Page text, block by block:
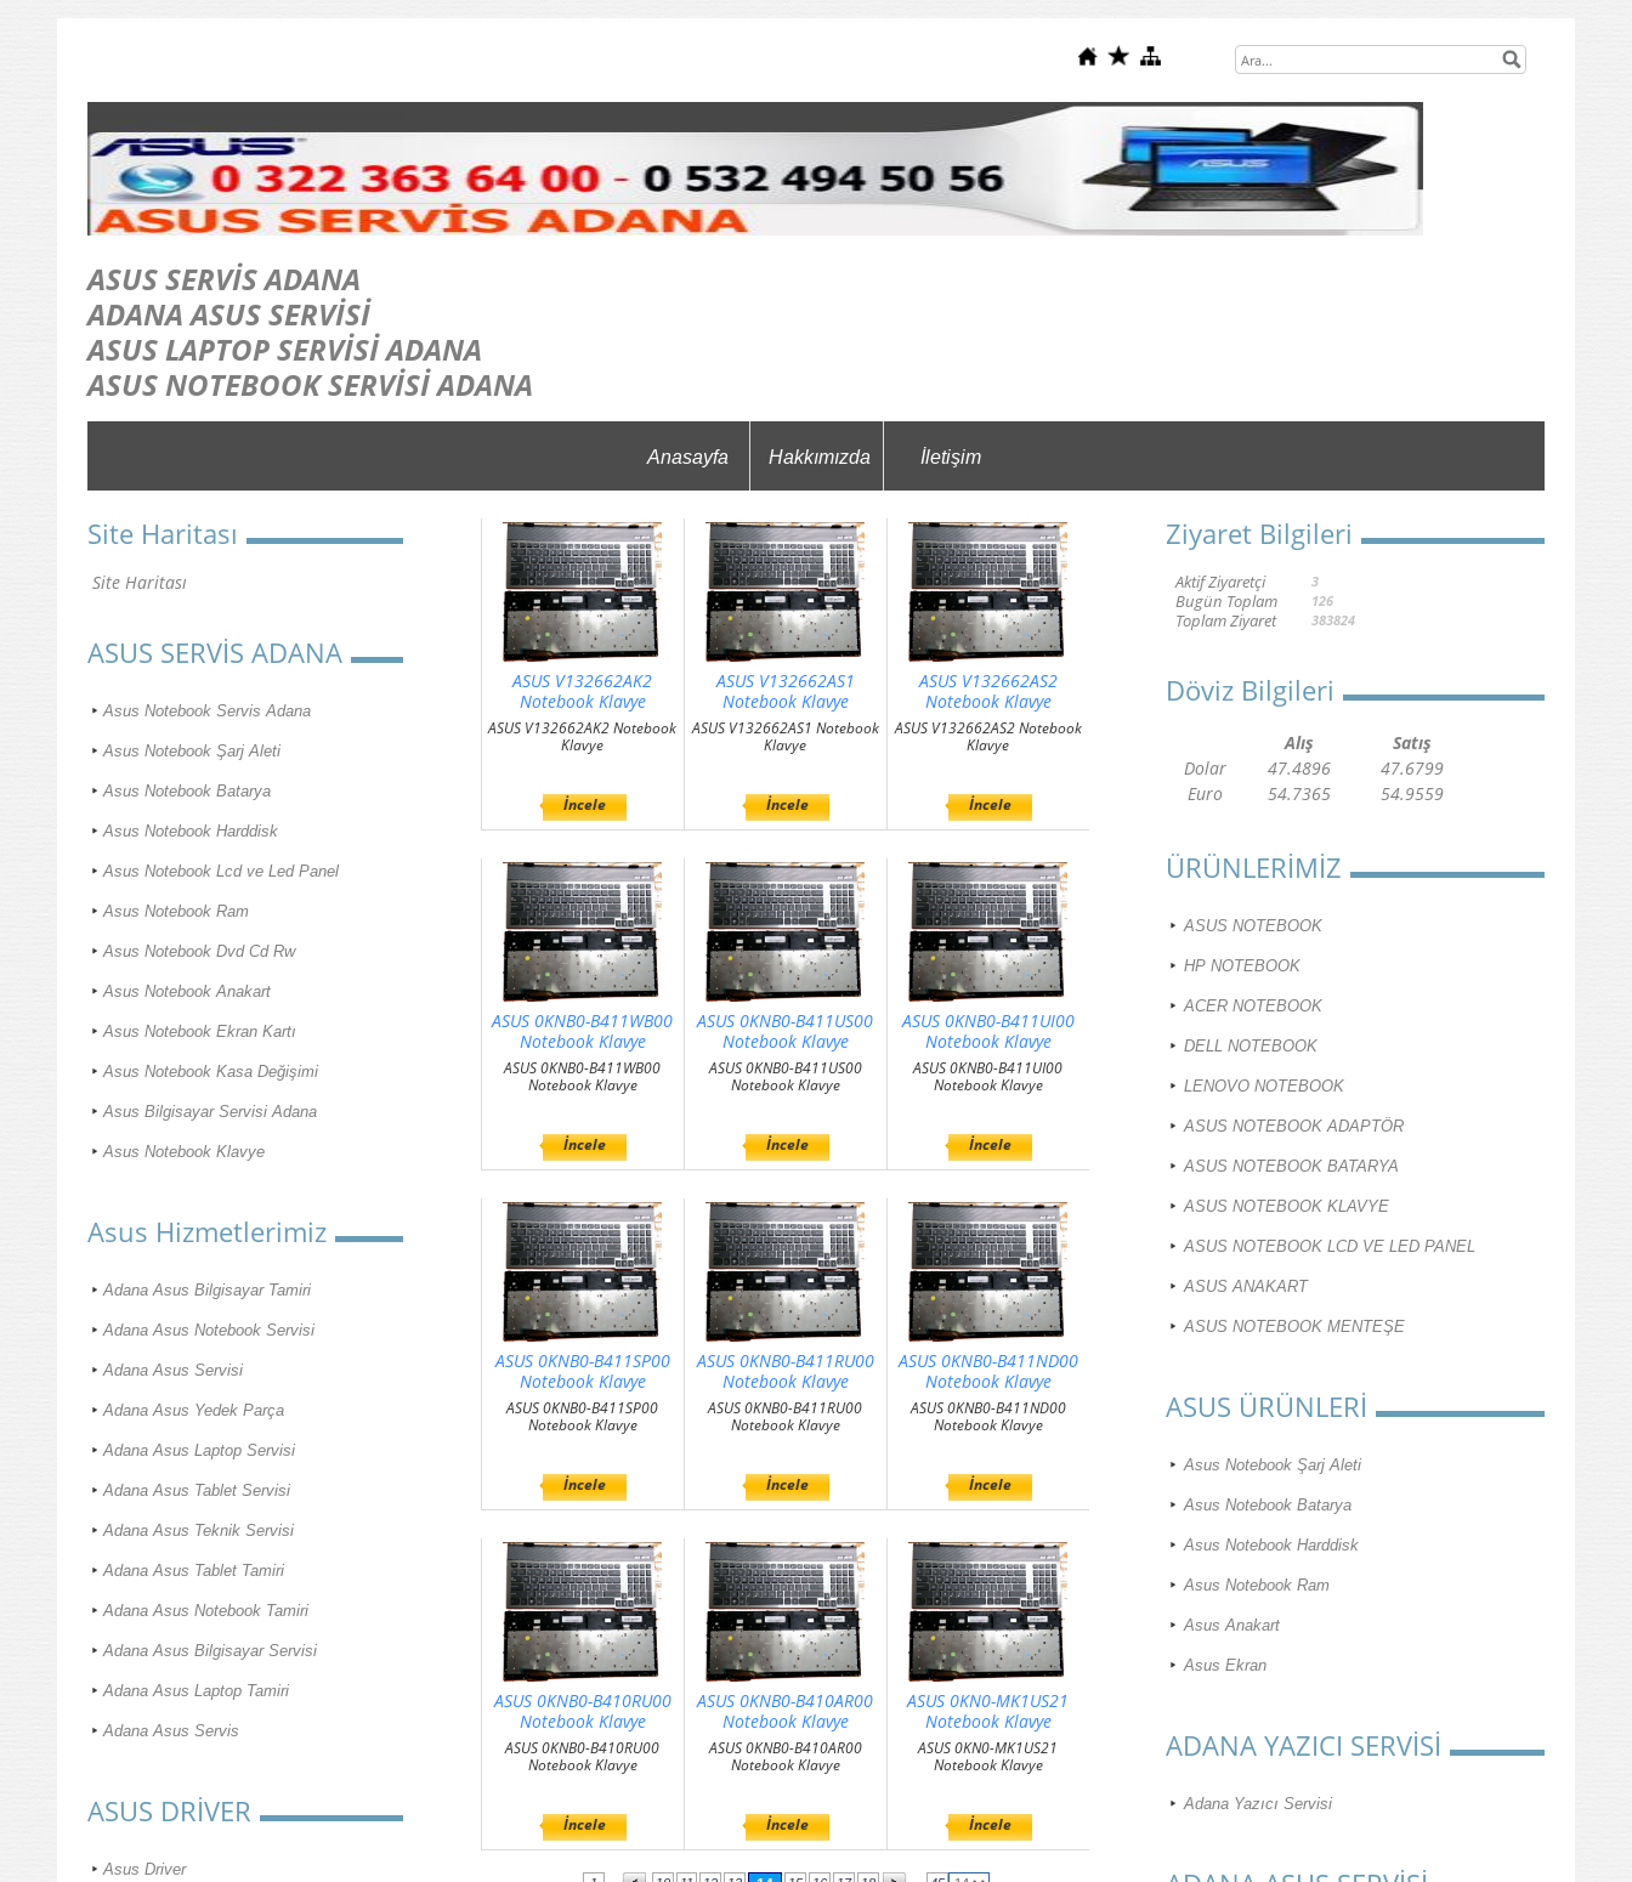
ASUS SERVİS ADANA
ADANA ASUS SERVİSİ
ASUS LAPTOP SERVİSİ ADANA
ASUS NOTEBOOK SERVİSİ ADANA
Anasayfa Hakkımızda İletişim
Site Haritası
Site Haritası
ASUS SERVİS ADANA
Asus Notebook Servis Adana
Asus Notebook Şarj Aleti
Asus Notebook Batarya
Asus Notebook Harddisk
Asus Notebook Lcd ve Led Panel
Asus Notebook Ram
Asus Notebook Dvd Cd Rw
Asus Notebook Anakart
Asus Notebook Ekran Kartı
Asus Notebook Kasa Değişimi
Asus Bilgisayar Servisi Adana
Asus Notebook Klavye
Asus Hizmetlerimiz
Adana Asus Bilgisayar Tamiri
Adana Asus Notebook Servisi
Adana Asus Servisi
Adana Asus Yedek Parça
Adana Asus Laptop Servisi
Adana Asus Tablet Servisi
Adana Asus Teknik Servisi
Adana Asus Tablet Tamiri
Adana Asus Notebook Tamiri
Adana Asus Bilgisayar Servisi
Adana Asus Laptop Tamiri
Adana Asus Servis
ASUS DRİVER
Asus Driver
ASUS V132662AK2
Notebook Klavye
ASUS V132662AK2 Notebook
Klavye
İncele
ASUS V132662AS1
Notebook Klavye
ASUS V132662AS1 Notebook
Klavye
İncele
ASUS V132662AS2
Notebook Klavye
ASUS V132662AS2 Notebook
Klavye
İncele
ASUS 0KNB0-B411WB00
Notebook Klavye
ASUS 0KNB0-B411WB00
Notebook Klavye
İncele
ASUS 0KNB0-B411US00
Notebook Klavye
ASUS 0KNB0-B411US00
Notebook Klavye
İncele
ASUS 0KNB0-B411UI00
Notebook Klavye
ASUS 0KNB0-B411UI00
Notebook Klavye
İncele
ASUS 0KNB0-B411SP00
Notebook Klavye
ASUS 0KNB0-B411SP00
Notebook Klavye
İncele
ASUS 0KNB0-B411RU00
Notebook Klavye
ASUS 0KNB0-B411RU00
Notebook Klavye
İncele
ASUS 0KNB0-B411ND00
Notebook Klavye
ASUS 0KNB0-B411ND00
Notebook Klavye
İncele
ASUS 0KNB0-B410RU00
Notebook Klavye
ASUS 0KNB0-B410RU00
Notebook Klavye
İncele
ASUS 0KNB0-B410AR00
Notebook Klavye
ASUS 0KNB0-B410AR00
Notebook Klavye
İncele
ASUS 0KN0-MK1US21
Notebook Klavye
ASUS 0KN0-MK1US21
Notebook Klavye
İncele
Ziyaret Bilgileri
Aktif Ziyaretçi 3
Bugün Toplam 126
Toplam Ziyaret 383824
Döviz Bilgileri
Alış
Satış
Dolar
47.4896
47.6799
Euro
54.7365 54.9559
ÜRÜNLERİMİZ
ASUS NOTEBOOK
HP NOTEBOOK
ACER NOTEBOOK
DELL NOTEBOOK
LENOVO NOTEBOOK
ASUS NOTEBOOK ADAPTÖR
ASUS NOTEBOOK BATARYA
ASUS NOTEBOOK KLAVYE
ASUS NOTEBOOK LCD VE LED PANEL
ASUS ANAKART
ASUS NOTEBOOK MENTEŞE
ASUS ÜRÜNLERİ
Asus Notebook Şarj Aleti
Asus Notebook Batarya
Asus Notebook Harddisk
Asus Notebook Ram
Asus Anakart
Asus Ekran
ADANA YAZICI SERVİSİ
Adana Yazıcı Servisi